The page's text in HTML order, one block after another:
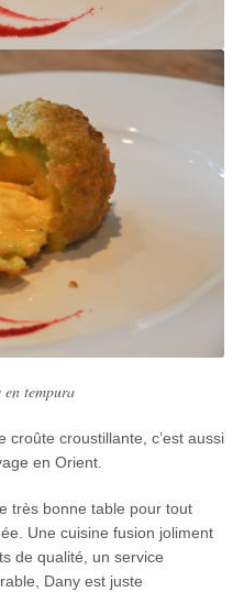
en tempura
croustillante, c’est aussi
en Orient.
très bonne table pour tout
Une cuisine fusion joliment
de qualité, un service
Dany est juste